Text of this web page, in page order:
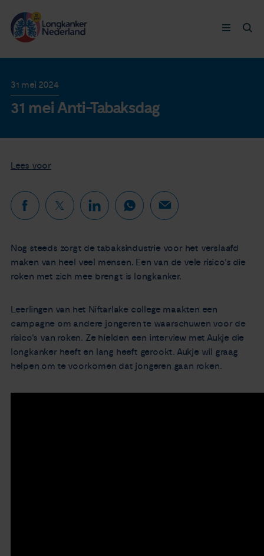
Doneer nu
Nieuws
Agenda
Over ons
Longkanker
Leven met
Steun ons
31 mei 2024
31 mei Anti-Tabaksdag
Lees voor
Nog steeds zorgt de tabaksindustrie voor het verslaafd
maken van heel veel mensen. Een van de vele risico's die
roken met zich mee brengt is longkanker.
Leerlingen van het Niftarlake college maakten een
campagne om andere jongeren te waarschuwen voor de
risico's van roken. Ze hielden een interview met Aukje die
longkanker heeft en lang heeft gerookt. Aukje wil graag
helpen om te voorkomen dat jongeren gaan roken.